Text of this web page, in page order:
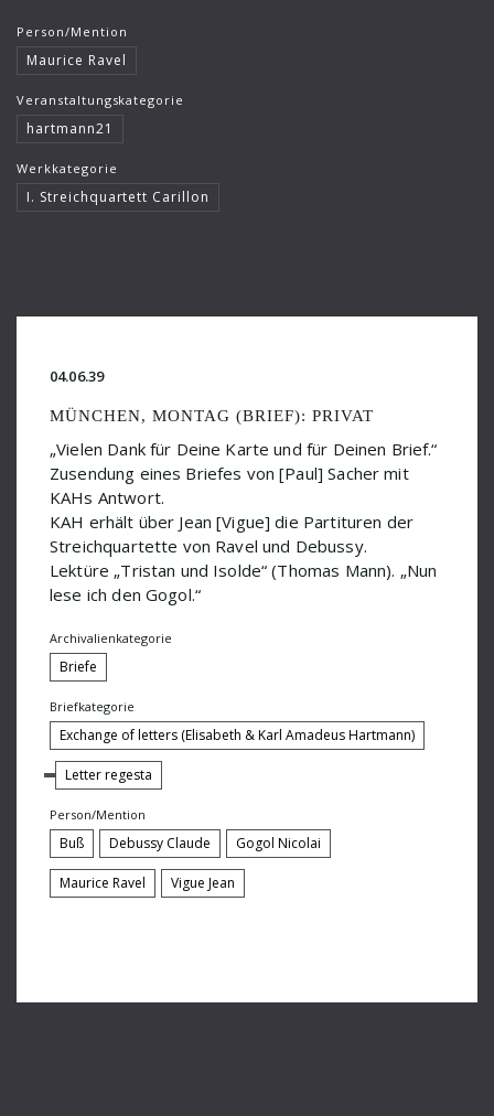
Maurice Ravel
Meisel Dr
Metzmacher Ingo
Milstein Nathan
Nicolay
Nussio Otmar
Obrecht
Orell-Füssli
Osterc Slavko
Paul Hindemith
Pro-Arte-Quartett
Redlich Hans Ferdinand
Reger Max
Reich Willi
Reinhart Werner
Reußmann Elisabeth
Person/Mention
Maurice Ravel
Veranstaltungskategorie
hartmann21
Werkkategorie
I. Streichquartett Carillon
04.06.39
MÜNCHEN, MONTAG (BRIEF): PRIVAT
„Vielen Dank für Deine Karte und für Deinen Brief.“
Zusendung eines Briefes von [Paul] Sacher mit
KAHs Antwort.
KAH erhält über Jean [Vigue] die Partituren der
Streichquartette von Ravel und Debussy.
Lektüre „Tristan und Isolde“ (Thomas Mann). „Nun
lese ich den Gogol.“
Archivalienkategorie
Briefe
Briefkategorie
Exchange of letters (Elisabeth & Karl Amadeus Hartmann)
Letter regesta
Person/Mention
Buß Debussy Claude Gogol Nicolai
Maurice Ravel Vigue Jean